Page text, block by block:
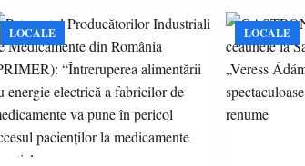
LOCALE LOCALE